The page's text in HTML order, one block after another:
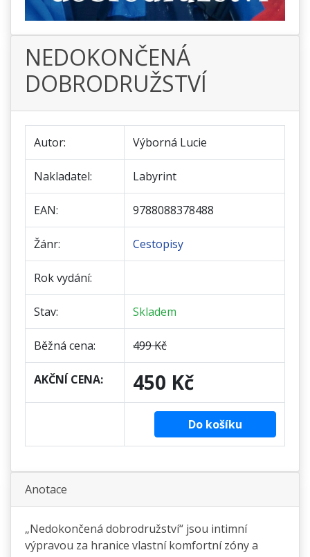
NEDOKONČENÁ
DOBRODRUŽSTVÍ
Autor: Výborná Lucie
Nakladatel: Labyrint
EAN: 9788088378488
Žánr: Cestopisy
Rok vydání:
Stav: Skladem
Běžná cena: 499 Kč
AKČNÍ CENA: 450 Kč
Do košíku
Anotace
„Nedokončená dobrodružství“ jsou intimní
výpravou za hranice vlastní komfortní zóny a